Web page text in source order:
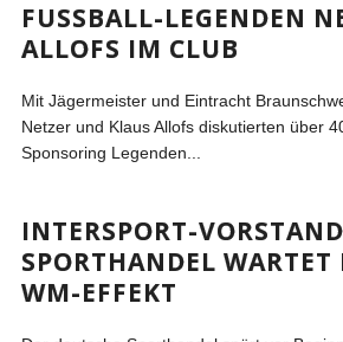
FUSSBALL-LEGENDEN
LLOFS IM CLUB
Mit Jägermeister und Eintracht
Netzer und Klaus Allofs diskutierten über
Sponsoring Legenden...
INTERSPORT-
SPORTHANDEL WARTET
WM-EFFEKT